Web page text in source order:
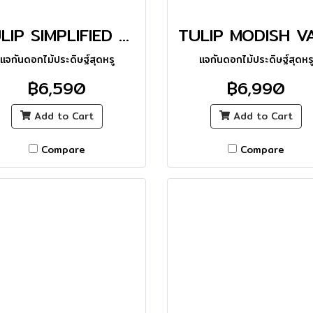
TULIP SIMPLIFIED STRIPED VASE_M
แจกันดอกไม้ประดิษฐ์สุดหรู
฿6,590
Add to Cart
Compare
แจกันดอกไม้ประดิษฐ์สุดหรู
฿6,990
Add to Cart
Compare